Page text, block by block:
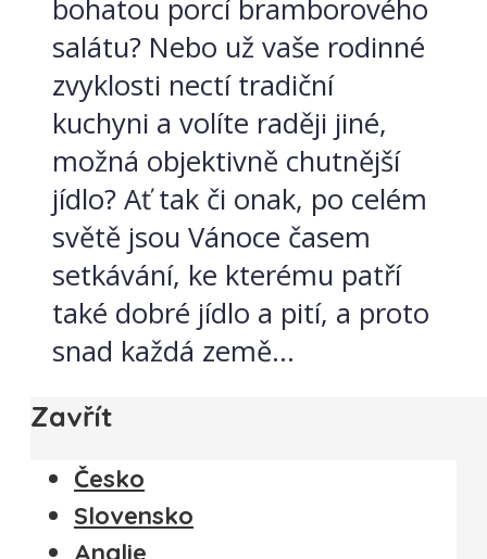
bohatou porcí bramborového
salátu? Nebo už vaše rodinné
zvyklosti nectí tradiční
kuchyni a volíte raději jiné,
možná objektivně chutnější
jídlo? Ať tak či onak, po celém
světě jsou Vánoce časem
setkávání, ke kterému patří
také dobré jídlo a pití, a proto
snad každá země...
Zavřít
Česko
Slovensko
Anglie